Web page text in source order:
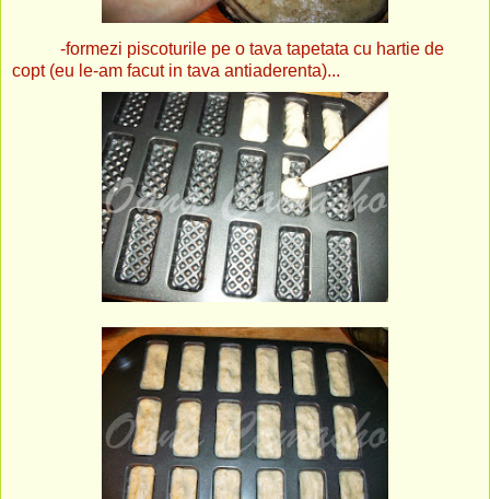
-formezi piscoturile pe o tava tapetata cu hartie de
copt (eu le-am facut in tava antiaderenta)...